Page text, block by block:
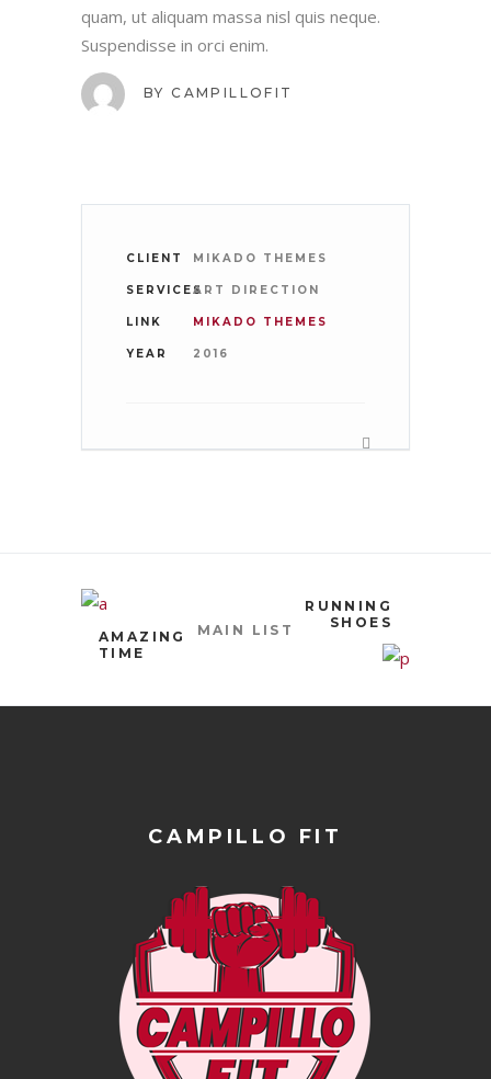
quam, ut aliquam massa nisl quis neque.
Suspendisse in orci enim.
BY CAMPILLOFIT
CLIENT MIKADO THEMES
SERVICESART DIRECTION
LINK MIKADO THEMES
YEAR 2016
AMAZING
TIME
MAIN LIST
RUNNING
SHOES
CAMPILLO FIT